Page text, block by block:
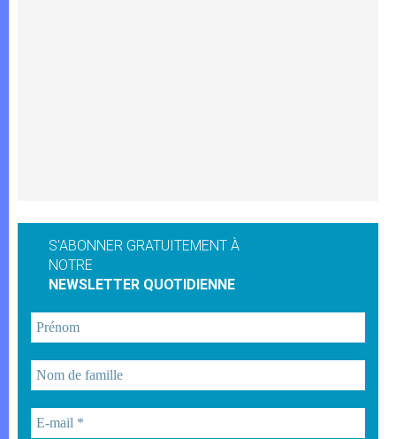
S'ABONNER GRATUITEMENT À
NOTRE
NEWSLETTER QUOTIDIENNE